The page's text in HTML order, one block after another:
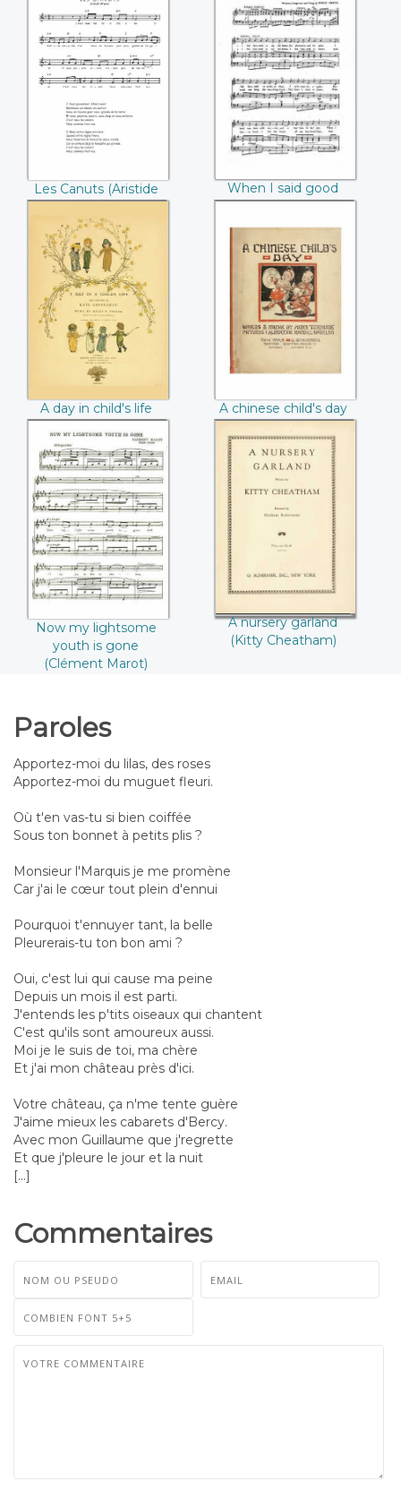
Les Canuts (Aristide
Bruant)
Les Canuts (Aristide
Bruant)
When I said good
bye to mother
(Emily Smith)
When I said good
bye to mother (Emily
Smith)
A day in child's life
(Myles B. Foster)
A day in child's life
(Myles B. Foster)
A chinese child's
day (Anice
Terhune)
A chinese child's day
(Anice Terhune)
Now my lightsome
youth is gone
(Clément Marot)
Now my lightsome
youth is gone
(Clément Marot)
A nursery garland
(Kitty Cheatham)
A nursery garland
(Kitty Cheatham)
Paroles
Apportez-moi du lilas, des roses
Apportez-moi du muguet fleuri.
Où t'en vas-tu si bien coiffée
Sous ton bonnet à petits plis ?
Monsieur l'Marquis je me promène
Car j'ai le cœur tout plein d'ennui
Pourquoi t'ennuyer tant, la belle
Pleurerais-tu ton bon ami ?
Oui, c'est lui qui cause ma peine
Depuis un mois il est parti.
J'entends les p'tits oiseaux qui chantent
C'est qu'ils sont amoureux aussi.
Moi je le suis de toi, ma chère
Et j'ai mon château près d'ici.
Votre château, ça n'me tente guère
J'aime mieux les cabarets d'Bercy.
Avec mon Guillaume que j'regrette
Et que j'pleure le jour et la nuit
[...]
Commentaires